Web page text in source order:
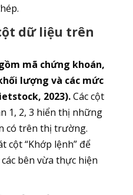
dữ liệu trên
mã chứng khoán,
lượng và các mức
2023).Các cột
1, 2, 3 hiển thị những
có trên thị trường.
cột “Khớp lệnh” để
bên vừa thực hiện